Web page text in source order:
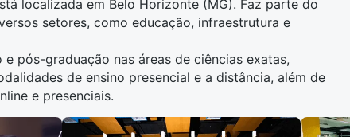
localizada em Belo Horizonte (MG). Faz parte do
setores, como educação, infraestrutura e
pós-graduação nas áreas de ciências exatas,
de ensino presencial e a distância, além de
e presenciais.